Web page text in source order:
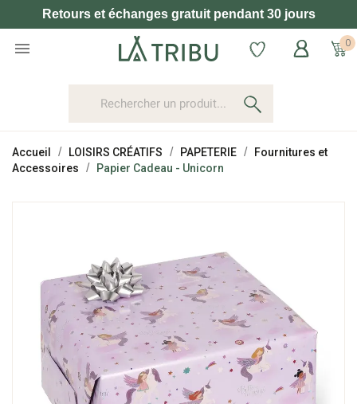
Retours et échanges gratuit pendant 30 jours
 0
Accueil LOISIRS CRÉATIFS PAPETERIE
Fournitures et
Accessoires
Papier Cadeau - Unicorn